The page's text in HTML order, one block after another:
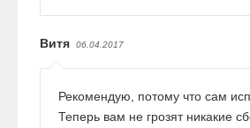
Витя 06.04.2017
Рекомендую, потому что сам
Теперь вам не грозят никакие